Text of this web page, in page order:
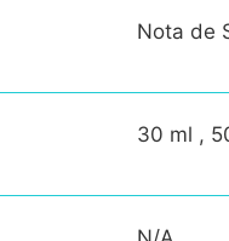
Nota de
30 ml ,